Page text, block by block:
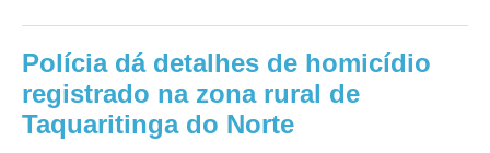
Polícia dá detalhes de homicídio
registrado na zona rural de
Taquaritinga do Norte